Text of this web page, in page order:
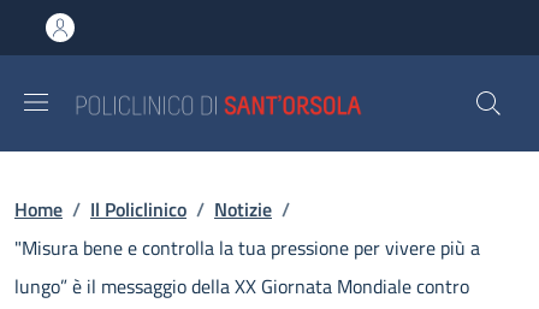
al contenuto principale
to footer content
Briciole di pane
Home / Il Policlinico / Notizie /
"Misura bene e controlla la tua pressione per vivere più a
lungo” è il messaggio della XX Giornata Mondiale contro